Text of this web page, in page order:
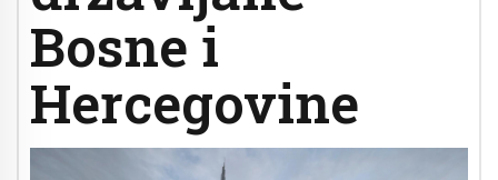
Bosne i
Hercegovine